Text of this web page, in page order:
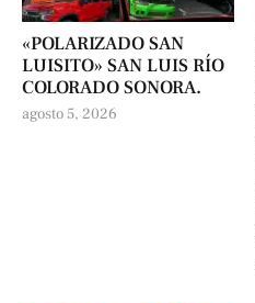
«POLARIZADO SAN
LUISITO» SAN LUIS RÍO
COLORADO SONORA.
agosto 5, 2026